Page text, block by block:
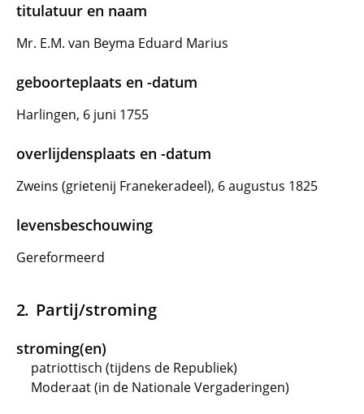
titulatuur en naam
Mr. E.M. van Beyma Eduard Marius
geboorteplaats en -datum
Harlingen, 6 juni 1755
overlijdensplaats en -datum
Zweins (grietenij Franekeradeel), 6 augustus 1825
levensbeschouwing
Gereformeerd
Partij/stroming
stroming(en)
patriottisch (tijdens de Republiek)
Moderaat (in de Nationale Vergaderingen)